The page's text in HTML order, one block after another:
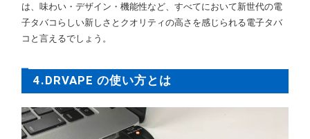
は、味わい・デザイン・機能性など、すべてにおいて新世代の電
子タバコらしい新しさとクオリティの高さを感じられる電子タバ
コと言えるでしょう。
4.DRVAPE の使い方とは